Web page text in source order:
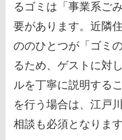
るゴミは「事業系ご
要があります。近隣
ののひとつが「ゴミ
るため、ゲストに対
ルを丁寧に説明する
を行う場合は、江戸
相談も必須となります